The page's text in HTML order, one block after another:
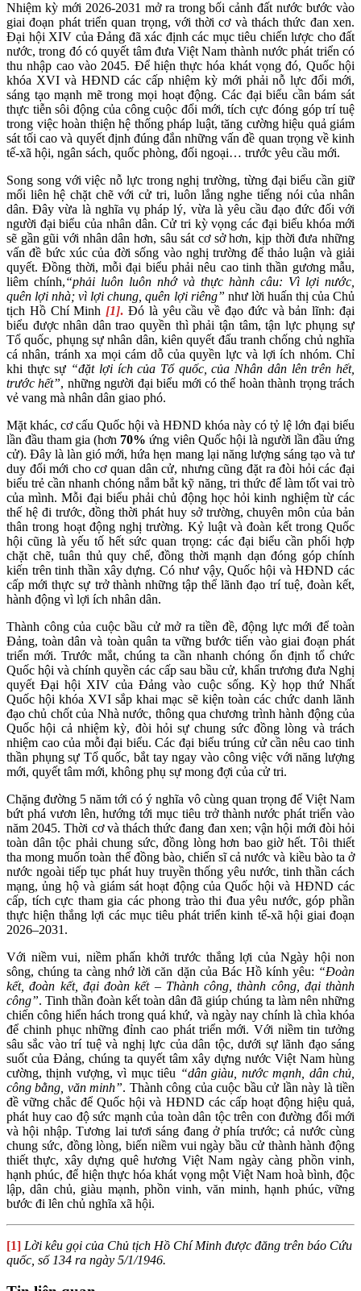
Nhiệm kỳ mới 2026-2031 mở ra trong bối cảnh đất nước bước vào
giai đoạn phát triển quan trọng, với thời cơ và thách thức đan xen.
Đại hội XIV của Đảng đã xác định các mục tiêu chiến lược cho đất
nước, trong đó có quyết tâm đưa Việt Nam thành nước phát triển có
thu nhập cao vào 2045. Để hiện thực hóa khát vọng đó, Quốc hội
khóa XVI và HĐND các cấp nhiệm kỳ mới phải nỗ lực đổi mới,
sáng tạo mạnh mẽ trong mọi hoạt động. Các đại biểu cần bám sát
thực tiễn sôi động của công cuộc đổi mới, tích cực đóng góp trí tuệ
trong việc hoàn thiện hệ thống pháp luật, tăng cường hiệu quả giám
sát tối cao và quyết định đúng đắn những vấn đề quan trọng về kinh
tế-xã hội, ngân sách, quốc phòng, đối ngoại… trước yêu cầu mới.
Song song với việc nỗ lực trong nghị trường, từng đại biểu cần giữ
mối liên hệ chặt chẽ với cử tri, luôn lắng nghe tiếng nói của nhân
dân. Đây vừa là nghĩa vụ pháp lý, vừa là yêu cầu đạo đức đối với
người đại biểu của nhân dân. Cử tri kỳ vọng các đại biểu khóa mới
sẽ gần gũi với nhân dân hơn, sâu sát cơ sở hơn, kịp thời đưa những
vấn đề bức xúc của đời sống vào nghị trường để thảo luận và giải
quyết. Đồng thời, mỗi đại biểu phải nêu cao tinh thần gương mẫu,
liêm chính,“phải luôn luôn nhớ và thực hành câu: Vì lợi nước,
quên lợi nhà; vì lợi chung, quên lợi riêng” như lời huấn thị của Chủ
tịch Hồ Chí Minh [1]. Đó là yêu cầu về đạo đức và bản lĩnh: đại
biểu được nhân dân trao quyền thì phải tận tâm, tận lực phụng sự
Tổ quốc, phụng sự nhân dân, kiên quyết đấu tranh chống chủ nghĩa
cá nhân, tránh xa mọi cám dỗ của quyền lực và lợi ích nhóm. Chỉ
khi thực sự “đặt lợi ích của Tổ quốc, của Nhân dân lên trên hết,
trước hết”, những người đại biểu mới có thể hoàn thành trọng trách
vẻ vang mà nhân dân giao phó.
Mặt khác, cơ cấu Quốc hội và HĐND khóa này có tỷ lệ lớn đại biểu
lần đầu tham gia (hơn 70% ứng viên Quốc hội là người lần đầu ứng
cử). Đây là làn gió mới, hứa hẹn mang lại năng lượng sáng tạo và tư
duy đổi mới cho cơ quan dân cử, nhưng cũng đặt ra đòi hỏi các đại
biểu trẻ cần nhanh chóng nắm bắt kỹ năng, tri thức để làm tốt vai trò
của mình. Mỗi đại biểu phải chủ động học hỏi kinh nghiệm từ các
thế hệ đi trước, đồng thời phát huy sở trường, chuyên môn của bản
thân trong hoạt động nghị trường. Kỷ luật và đoàn kết trong Quốc
hội cũng là yếu tố hết sức quan trọng: các đại biểu cần phối hợp
chặt chẽ, tuân thủ quy chế, đồng thời mạnh dạn đóng góp chính
kiến trên tinh thần xây dựng. Có như vậy, Quốc hội và HĐND các
cấp mới thực sự trở thành những tập thể lãnh đạo trí tuệ, đoàn kết,
hành động vì lợi ích nhân dân.
Thành công của cuộc bầu cử mở ra tiền đề, động lực mới để toàn
Đảng, toàn dân và toàn quân ta vững bước tiến vào giai đoạn phát
triển mới. Trước mắt, chúng ta cần nhanh chóng ổn định tổ chức
Quốc hội và chính quyền các cấp sau bầu cử, khẩn trương đưa Nghị
quyết Đại hội XIV của Đảng vào cuộc sống. Kỳ họp thứ Nhất
Quốc hội khóa XVI sắp khai mạc sẽ kiện toàn các chức danh lãnh
đạo chủ chốt của Nhà nước, thông qua chương trình hành động của
Quốc hội cả nhiệm kỳ, đòi hỏi sự chung sức đồng lòng và trách
nhiệm cao của mỗi đại biểu. Các đại biểu trúng cử cần nêu cao tinh
thần phụng sự Tổ quốc, bắt tay ngay vào công việc với năng lượng
mới, quyết tâm mới, không phụ sự mong đợi của cử tri.
Chặng đường 5 năm tới có ý nghĩa vô cùng quan trọng để Việt Nam
bứt phá vươn lên, hướng tới mục tiêu trở thành nước phát triển vào
năm 2045. Thời cơ và thách thức đang đan xen; vận hội mới đòi hỏi
toàn dân tộc phải chung sức, đồng lòng hơn bao giờ hết. Tôi thiết
tha mong muốn toàn thể đồng bào, chiến sĩ cả nước và kiều bào ta ở
nước ngoài tiếp tục phát huy truyền thống yêu nước, tinh thần cách
mạng, ủng hộ và giám sát hoạt động của Quốc hội và HĐND các
cấp, tích cực tham gia các phong trào thi đua yêu nước, góp phần
thực hiện thắng lợi các mục tiêu phát triển kinh tế-xã hội giai đoạn
2026–2031.
Với niềm vui, niềm phấn khởi trước thắng lợi của Ngày hội non
sông, chúng ta càng nhớ lời căn dặn của Bác Hồ kính yêu: “Đoàn
kết, đoàn kết, đại đoàn kết – Thành công, thành công, đại thành
công”. Tinh thần đoàn kết toàn dân đã giúp chúng ta làm nên những
chiến công hiển hách trong quá khứ, và ngày nay chính là chìa khóa
để chinh phục những đỉnh cao phát triển mới. Với niềm tin tưởng
sâu sắc vào trí tuệ và nghị lực của dân tộc, dưới sự lãnh đạo sáng
suốt của Đảng, chúng ta quyết tâm xây dựng nước Việt Nam hùng
cường, thịnh vượng, vì mục tiêu “dân giàu, nước mạnh, dân chủ,
công bằng, văn minh”. Thành công của cuộc bầu cử lần này là tiền
đề vững chắc để Quốc hội và HĐND các cấp hoạt động hiệu quả,
phát huy cao độ sức mạnh của toàn dân tộc trên con đường đổi mới
và hội nhập. Tương lai tươi sáng đang ở phía trước; cả nước cùng
chung sức, đồng lòng, biến niềm vui ngày bầu cử thành hành động
thiết thực, xây dựng quê hương Việt Nam ngày càng phồn vinh,
hạnh phúc, để hiện thực hóa khát vọng một Việt Nam hoà bình, độc
lập, dân chủ, giàu mạnh, phồn vinh, văn minh, hạnh phúc, vững
bước đi lên chủ nghĩa xã hội.
[1] Lời kêu gọi của Chủ tịch Hồ Chí Minh được đăng trên báo Cứu
quốc, số 134 ra ngày 5/1/1946.